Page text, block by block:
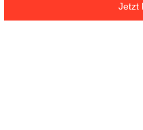
Jetzt